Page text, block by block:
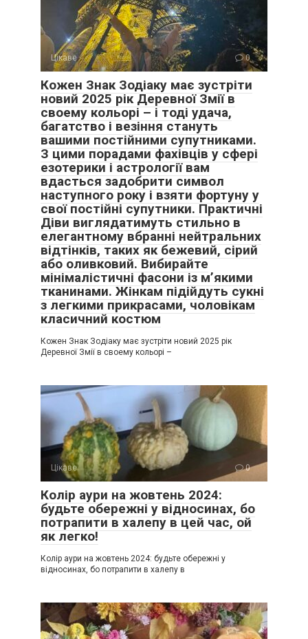
Цікаве 0
Кожен Знак Зодіаку має зустріти
новий 2025 рік Деревної Змії в
своему кольорі – і тоді удача,
багатство і везіння стануть
вашими постійними супутниками.
З цими порадами фахівців у сфері
езотерики і астрології вам
вдасться задобрити символ
наступного року і взяти фортуну у
свої постійні супутники. Практичні
Діви виглядатимуть стильно в
елегантному вбранні нейтральних
відтінків, таких як бежевий, сірий
або оливковий. Вибирайте
мінімалістичні фасони із м’якими
тканинами. Жінкам підійдуть сукні
з легкими прикрасами, чоловікам
класичний костюм
Кожен Знак Зодіаку має зустріти новий 2025 рік
Деревної Змії в своему кольорі –
Цікаве 0
Колір аури на жовтень 2024:
будьте обережні у відносинах, бо
потрапити в халепу в цей час, ой
як легко!
Колір аури на жовтень 2024: будьте обережні у
відносинах, бо потрапити в халепу в